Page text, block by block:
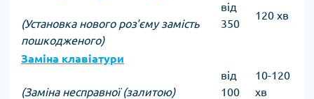
(Установка нового роз'єму замість
пошкодженого)
від
350
120 хв
Заміна клавіатури
(Заміна несправної (залитою)
від
100
10-120
хв